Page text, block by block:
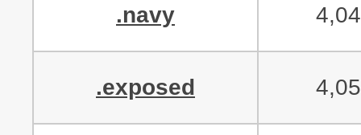
.navy
.exposed